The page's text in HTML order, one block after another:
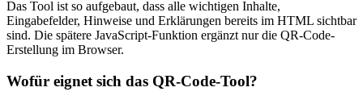
Das Tool ist so aufgebaut, dass alle wichtigen Inhalte,
Eingabefelder, Hinweise und Erklärungen bereits im HTML sichtbar
sind. Die spätere JavaScript-Funktion ergänzt nur die QR-Code-
Erstellung im Browser.
Wofür eignet sich das QR-Code-Tool?